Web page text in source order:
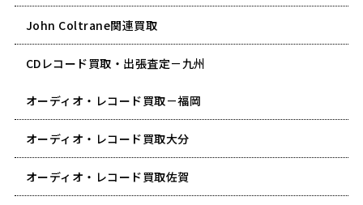
John Coltrane関連買取
CDレコード買取・出張査定－九州
オーディオ・レコード買取－福岡
オーディオ・レコード買取大分
オーディオ・レコード買取佐賀